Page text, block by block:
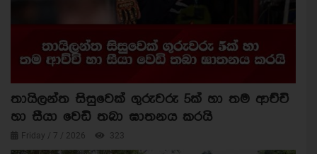
තායිලන්ත සිසුවෙක් ගුරුවරු 5ක් හා තම ආච්චි
හා සීයා වෙඩි තබා ඝාතනය කරයි
Friday / 7 / 2026 323